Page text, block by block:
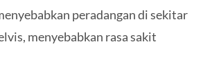
peradangan di sekitar
menyebabkan rasa sakit